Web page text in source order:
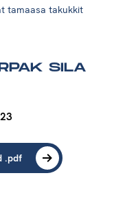
tamaasa takukkit
SILA
.pdf